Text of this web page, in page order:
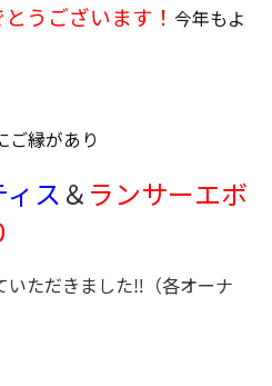
うございます！ 今年もよ
ご縁があり
ス ＆ ランサーエボ
いただきました‼️（各オーナ